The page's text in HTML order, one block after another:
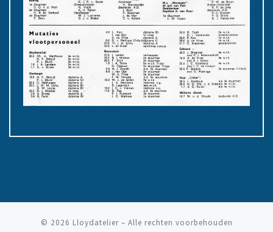
© 2026 Lloydatelier– Alle rechten voorbehouden